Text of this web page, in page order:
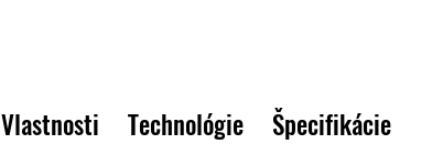
Vlastnosti Technológie Špecifikácie